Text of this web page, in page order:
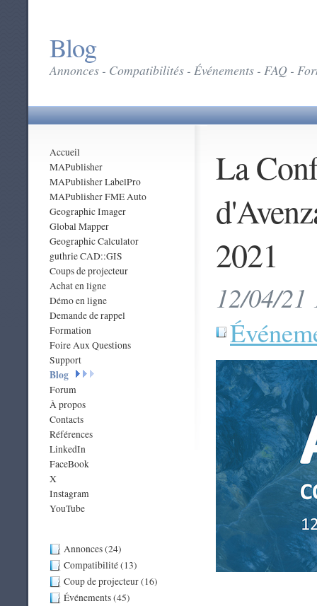
Blog
Annonces - Compatibilités - Événements - FAQ -
Accueil
MAPublisher
MAPublisher LabelPro
MAPublisher FME Auto
Geographic Imager
Global Mapper
Geographic Calculator
guthrie CAD::GIS
Coups de projecteur
Achat en ligne
Démo en ligne
Demande de rappel
Formation
Foire Aux Questions
Support
Blog
Forum
À propos
Contacts
Références
LinkedIn
FaceBook
X
Instagram
YouTube
Annonces (24)
Compatibilité (13)
Coup de projecteur (16)
Événements (45)
La
2021
12/04/21